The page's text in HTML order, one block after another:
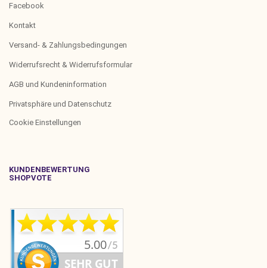
Facebook
Kontakt
Versand- & Zahlungsbedingungen
Widerrufsrecht & Widerrufsformular
AGB und Kundeninformation
Privatsphäre und Datenschutz
Cookie Einstellungen
KUNDENBEWERTUNG
SHOPVOTE